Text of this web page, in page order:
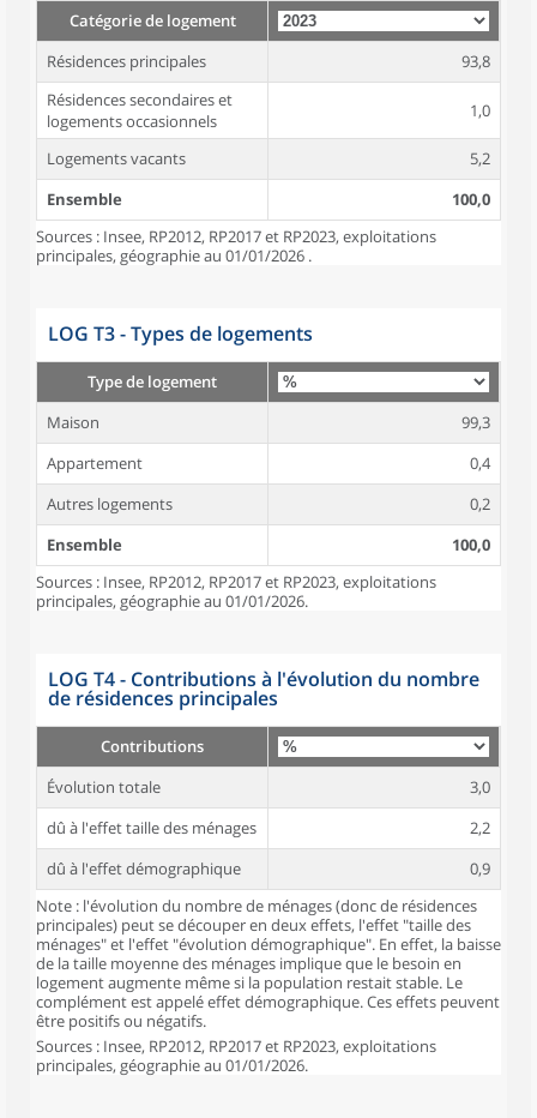
Catégorie de logement
Résidences principales
93,8
Résidences secondaires et
logements occasionnels
1,0
Logements vacants
5,2
Ensemble
100,0
Sources : Insee, RP2012, RP2017 et RP2023, exploitations
principales, géographie au 01/01/2026 .
LOG T3 - Types de logements
Type de logement
Maison
99,3
Appartement
0,4
Autres logements
0,2
Ensemble
100,0
Sources : Insee, RP2012, RP2017 et RP2023, exploitations
principales, géographie au 01/01/2026.
LOG T4 - Contributions à l'évolution du nombre
de résidences principales
Contributions
Évolution totale
3,0
dû à l'effet taille des ménages
2,2
dû à l'effet démographique
0,9
Note : l'évolution du nombre de ménages (donc de résidences
principales) peut se découper en deux effets, l'effet "taille des
ménages" et l'effet "évolution démographique". En effet, la baisse
de la taille moyenne des ménages implique que le besoin en
logement augmente même si la population restait stable. Le
complément est appelé effet démographique. Ces effets peuvent
être positifs ou négatifs.
Sources : Insee, RP2012, RP2017 et RP2023, exploitations
principales, géographie au 01/01/2026.